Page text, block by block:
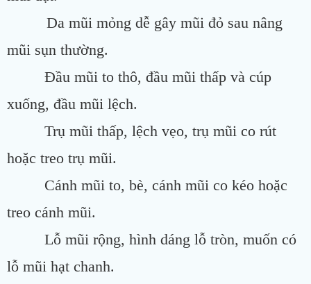
Da mũi mỏng dễ gây mũi đỏ sau nâng
mũi sụn thường.
Đầu mũi to thô, đầu mũi thấp và cúp
xuống, đầu mũi lệch.
Trụ mũi thấp, lệch vẹo, trụ mũi co rút
hoặc treo trụ mũi.
Cánh mũi to, bè, cánh mũi co kéo hoặc
treo cánh mũi.
Lỗ mũi rộng, hình dáng lỗ tròn, muốn có
lỗ mũi hạt chanh.